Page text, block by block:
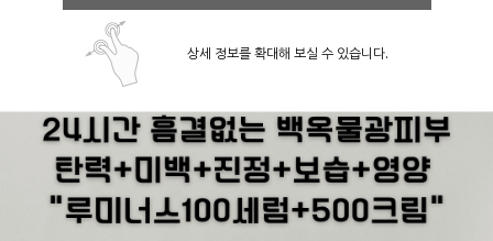
상세 정보를 확대해 보실 수 있습니다.